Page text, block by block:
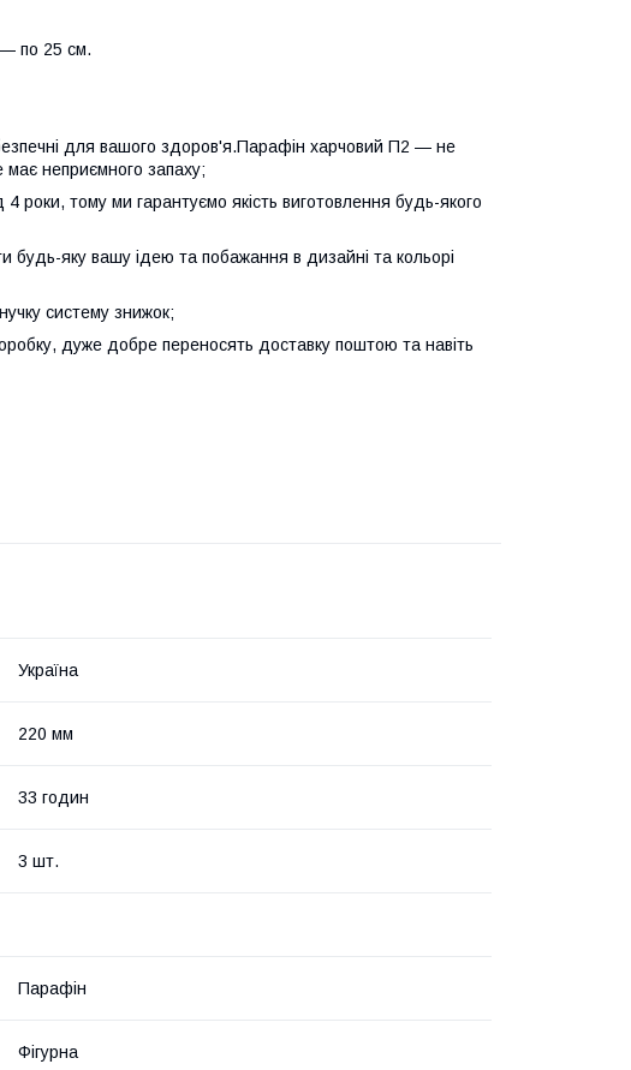
— по 25 см.
безпечні для вашого здоров'я.Парафін харчовий П2 — не
має неприємного запаху;
роки, тому ми гарантуємо якість виготовлення будь-якого
будь-яку вашу ідею та побажання в дизайні та кольорі
систему знижок;
дуже добре переносять доставку поштою та навіть
Україна
220 мм
33 годин
3 шт.
Парафін
Фігурна